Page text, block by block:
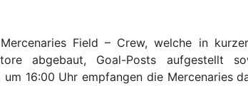
Field – Crew, welche in
abgebaut, Goal-Posts aufgestellt
16:00 Uhr empfangen die Mercenaries